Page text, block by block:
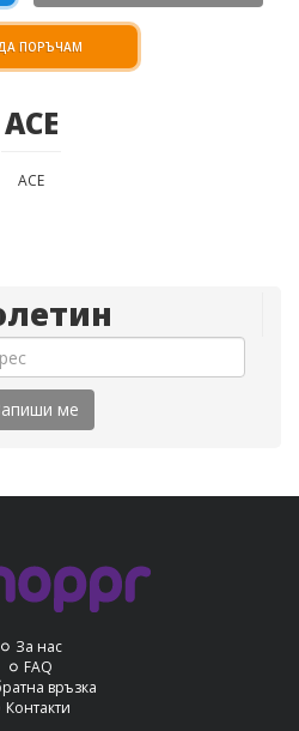
ПОРЪЧАМ
ACE
ACE
ме
За нас
FAQ
връзка
Контакти